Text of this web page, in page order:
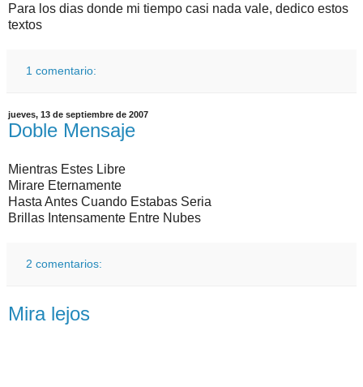
Para los dias donde mi tiempo casi nada vale, dedico estos
textos
1 comentario:
jueves, 13 de septiembre de 2007
Doble Mensaje
Mientras Estes Libre
Mirare Eternamente
Hasta Antes Cuando Estabas Seria
Brillas Intensamente Entre Nubes
2 comentarios:
Mira lejos